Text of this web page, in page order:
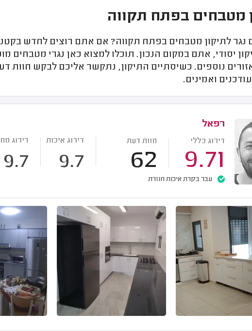
מטבחים בפתח תקווה
לתיקון מטבחים בפתח תקווה? אם אתם רוצים לחדש
יסודי, אתם במקום הנכון. תוכלו למצוא כאן נגרי
נוספים. כשיסתיים התיקון, נתקשר אליכם לבקש חוות
ואמינים.
רפאל
דירוג כללי
9.71
חוות דעת
62
דירוג איכות
9.7
דירוג
9.7
עבר בקרת איכות חוזרת